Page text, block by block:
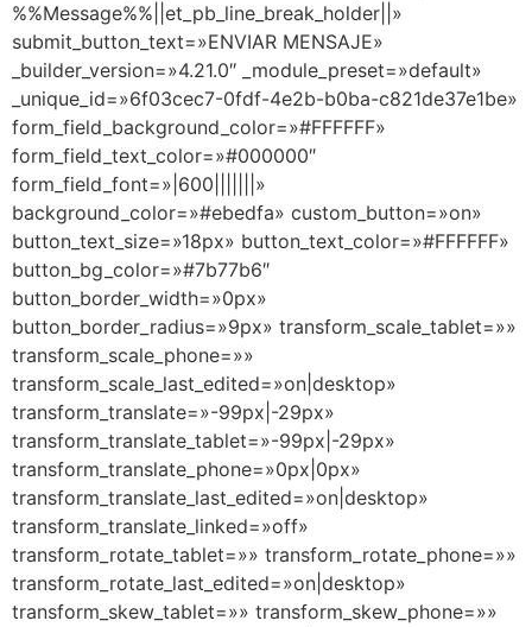
%%Message%%||et_pb_line_break_holder||»
submit_button_text=»ENVIAR MENSAJE»
_builder_version=»4.21.0″ _module_preset=»default»
_unique_id=»6f03cec7-0fdf-4e2b-b0ba-c821de37e1be»
form_field_background_color=»#FFFFFF»
form_field_text_color=»#000000″
form_field_font=»|600|||||||»
background_color=»#ebedfa» custom_button=»on»
button_text_size=»18px» button_text_color=»#FFFFFF»
button_bg_color=»#7b77b6″
button_border_width=»0px»
button_border_radius=»9px» transform_scale_tablet=»»
transform_scale_phone=»»
transform_scale_last_edited=»on|desktop»
transform_translate=»-99px|-29px»
transform_translate_tablet=»-99px|-29px»
transform_translate_phone=»0px|0px»
transform_translate_last_edited=»on|desktop»
transform_translate_linked=»off»
transform_rotate_tablet=»» transform_rotate_phone=»»
transform_rotate_last_edited=»on|desktop»
transform_skew_tablet=»» transform_skew_phone=»»